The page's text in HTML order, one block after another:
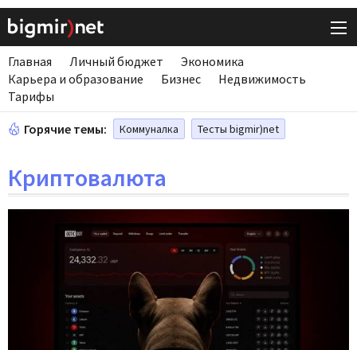
Главная Личный бюджет
Экономика
Карьера и образование
Бизнес
Недвижимость
Тарифы
Горячие темы: Коммуналка Тесты bigmir)net
Криптовалюта